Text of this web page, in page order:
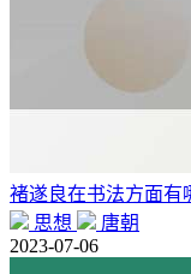
褚遂良在书法方面有
思想
唐朝
2023-07-06